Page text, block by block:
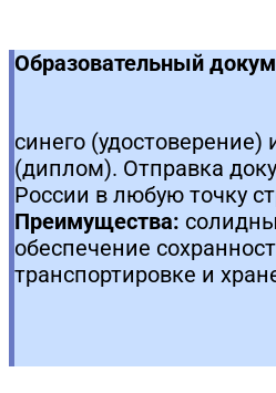
Образовательный
синего (удостоверение)
(диплом). Отправка
России в любую точку
Преимущества:
обеспечение
транспортировке и